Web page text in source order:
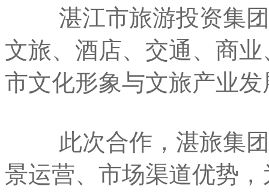
湛江市旅游投资集团
文旅、酒店、交通、商
市文化形象与文旅产业
此次合作，湛旅集团
景运营、市场渠道优势